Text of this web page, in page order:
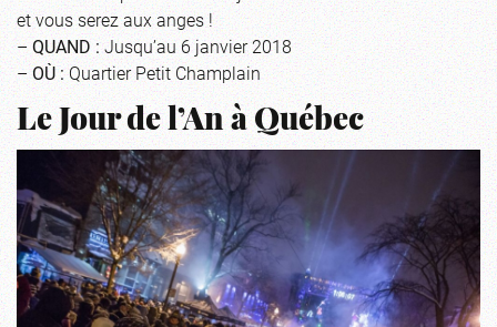
et vous serez aux anges !
–QUAND :Jusqu’au 6 janvier 2018
–OÙ :Quartier Petit Champlain
Le Jour de l’An à Québec